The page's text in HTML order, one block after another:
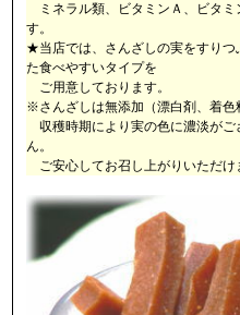
ミネラル類、ビタミンＡ、ビタミ
す。
★当店では、さんざしの実をすりつ
た食べやすいタイプを
ご用意しております。
※さんざしは無添加（漂白剤、着色
収穫時期により実の色に濃淡がご
ん。
ご安心してお召し上がりいただけ